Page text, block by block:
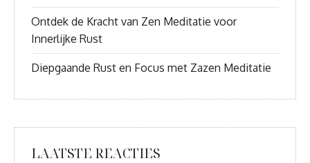
Ontdek de Kracht van Zen Meditatie voor
Innerlijke Rust
Diepgaande Rust en Focus met Zazen Meditatie
LAATSTE REACTIES